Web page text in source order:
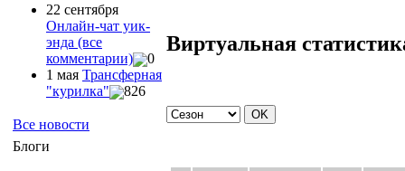
22 сентября
Онлайн-чат уик-
энда (все
комментарии)
0
1 мая Трансферная
"курилка"
826
Все новости
Блоги
Виртуальная